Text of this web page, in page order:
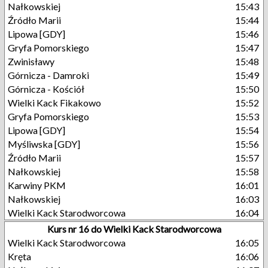
Nałkowskiej
15:43
Źródło Marii
15:44
Lipowa [GDY]
15:46
Gryfa Pomorskiego
15:47
Zwinisławy
15:48
Górnicza - Damroki
15:49
Górnicza - Kościół
15:50
Wielki Kack Fikakowo
15:52
Gryfa Pomorskiego
15:53
Lipowa [GDY]
15:54
Myśliwska [GDY]
15:56
Źródło Marii
15:57
Nałkowskiej
15:58
Karwiny PKM
16:01
Nałkowskiej
16:03
Wielki Kack Starodworcowa
16:04
Kurs nr 16 do Wielki Kack Starodworcowa
Wielki Kack Starodworcowa
16:05
Kręta
16:06